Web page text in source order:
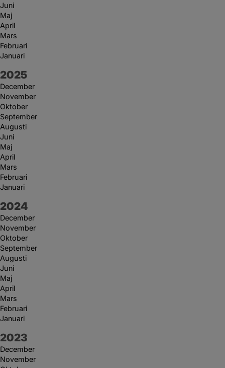
Juni
Maj
April
Mars
Februari
Januari
År:
2025
December
November
Oktober
September
Augusti
Juni
Maj
April
Mars
Februari
Januari
År:
2024
December
November
Oktober
September
Augusti
Juni
Maj
April
Mars
Februari
Januari
År:
2023
December
November